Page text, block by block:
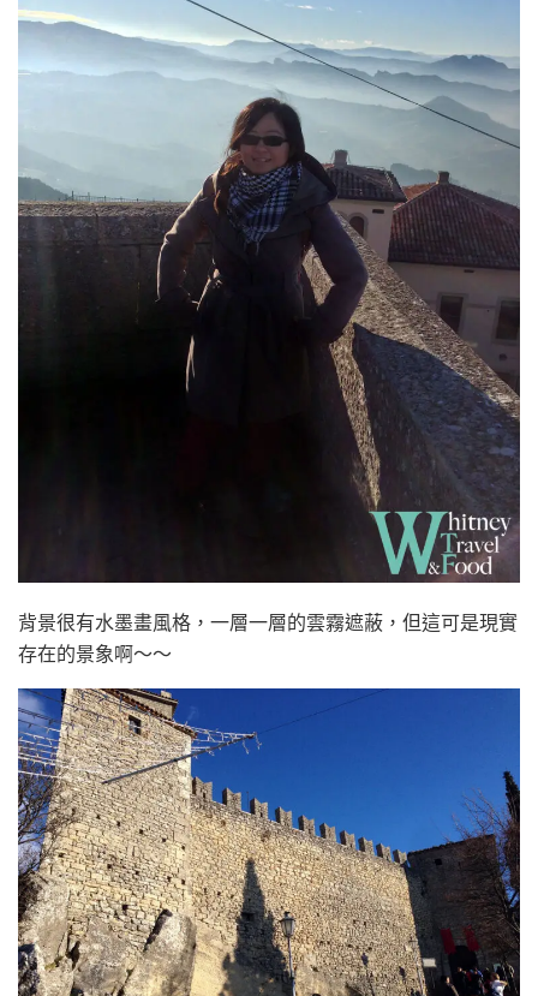
背景很有水墨畫風格，一層一層的雲霧遮蔽，但這可是現實
存在的景象啊～～